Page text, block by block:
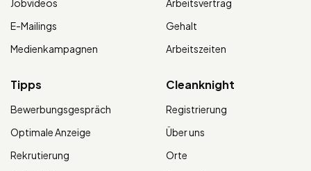
Jobvideos
E-Mailings
Medienkampagnen
Arbeitsvertrag
Gehalt
Arbeitszeiten
Tipps
Bewerbungsgespräch
Optimale Anzeige
Rekrutierung
Cleanknight
Registrierung
Über uns
Orte